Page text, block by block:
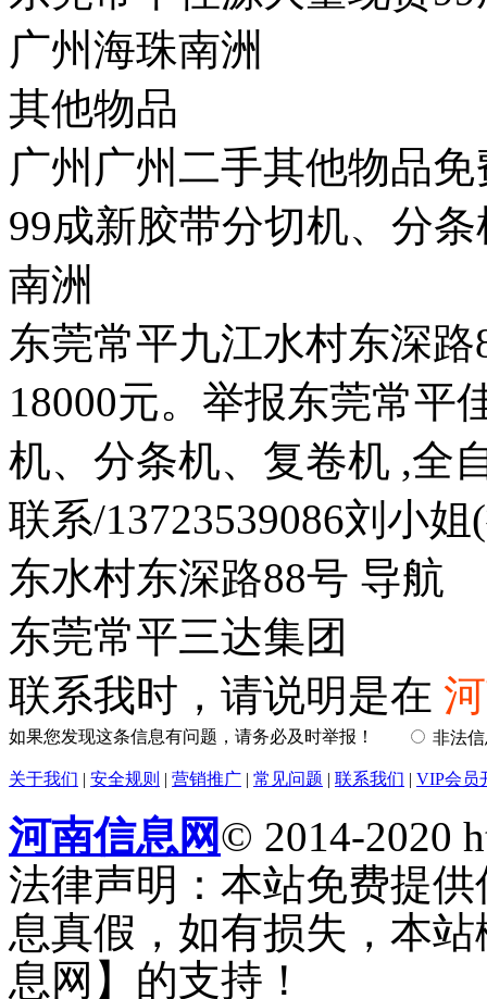
广州海珠南洲
其他物品
广州广州二手其他物品
99成新胶带分切机、分
南洲
东莞常平九江水村东深
18000元。举报东莞常平
机、分条机、复卷机 ,全
联系/13723539086刘小
东水村东深路88号 导航
东莞常平三达集团
联系我时，请说明是在
如果您发现这条信息有问题，请务必及时举报！ 非法
关于我们 | 安全规则 | 营销推广 | 常见问题 | 联系我们 | VIP会员
河南信息网© 2014-2020
法律声明：本站免费提
息真假，如有损失，本
息网】的支持！